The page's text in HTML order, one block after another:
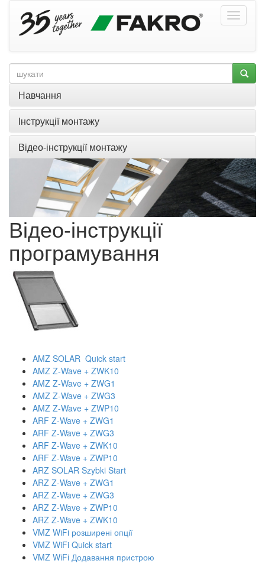
Навчання
Інструкції монтажу
Відео-інструкції монтажу
Відео-інструкції
програмування
AMZ SOLAR Quick start
AMZ Z-Wave + ZWK10
AMZ Z-Wave + ZWG1
AMZ Z-Wave + ZWG3
AMZ Z-Wave + ZWP10
ARF Z-Wave + ZWG1
ARF Z-Wave + ZWG3
ARF Z-Wave + ZWK10
ARF Z-Wave + ZWP10
ARZ SOLAR Szybki Start
ARZ Z-Wave + ZWG1
ARZ Z-Wave + ZWG3
ARZ Z-Wave + ZWP10
ARZ Z-Wave + ZWK10
VMZ WiFi розширені опції
VMZ WiFi Quick start
VMZ WiFi Додавання пристрою